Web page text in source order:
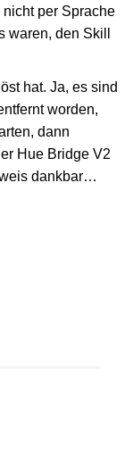
per Sprache
waren, den Skill
hat. Ja, es sind
worden,
dann
Hue Bridge V2
dankbar…